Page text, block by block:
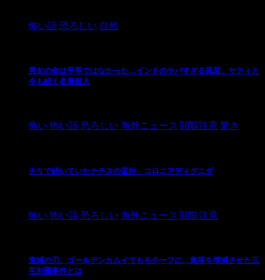
怖い話 恐ろしい 自然
男女の命は平等ではなかった…インドのヤバすぎる風習、サティと
今も続く名誉殺人
怖い 怖い話 恐ろしい 海外ニュース 閲覧注意 驚き
チリで続いていたナチスの蛮行、コロニアディグニダ
怖い 怖い話 恐ろしい 海外ニュース 閲覧注意
鬼滅の刃、ゴールデンカムイでもモチーフに…集落を壊滅させた三
毛別羆事件とは